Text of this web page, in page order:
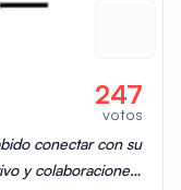
247
votos
conectar con su
y colaboraciones